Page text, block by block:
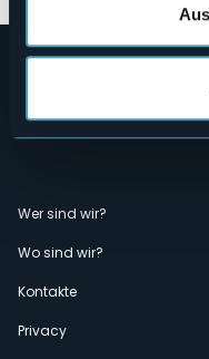
Menù
Wer sind wir?
Wo sind wir?
Kontakte
Privacy